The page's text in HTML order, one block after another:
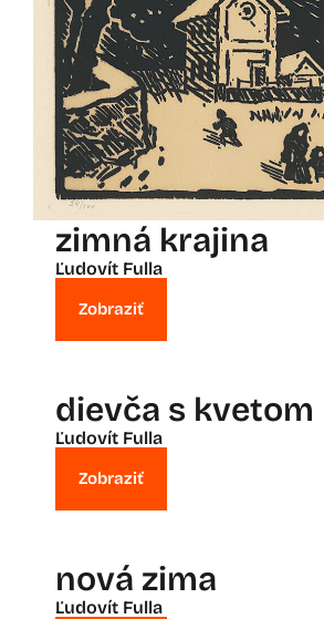
zimná krajina
Ľudovít Fulla
Zobraziť
dievča s kvetom
Ľudovít Fulla
Zobraziť
nová zima
Ľudovít Fulla